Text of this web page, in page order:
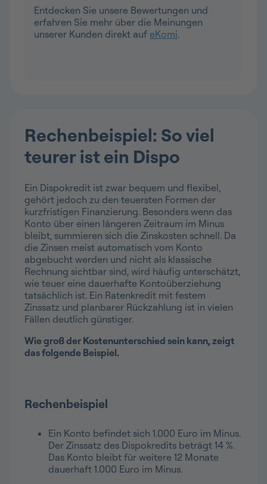
Entdecken Sie unsere Bewertungen und
erfahren Sie mehr über die Meinungen
unserer Kunden direkt auf eKomi.
Rechenbeispiel: So viel
teurer ist ein Dispo
Ein Dispokredit ist zwar bequem und flexibel,
gehört jedoch zu den teuersten Formen der
kurzfristigen Finanzierung. Besonders wenn das
Konto über einen längeren Zeitraum im Minus
bleibt, summieren sich die Zinskosten schnell. Da
die Zinsen meist automatisch vom Konto
abgebucht werden und nicht als klassische
Rechnung sichtbar sind, wird häufig unterschätzt,
wie teuer eine dauerhafte Kontoüberziehung
tatsächlich ist. Ein Ratenkredit mit festem
Zinssatz und planbarer Rückzahlung ist in vielen
Fällen deutlich günstiger.
Wie groß der Kostenunterschied sein kann, zeigt
das folgende Beispiel.
Rechenbeispiel
Ein Konto befindet sich 1.000 Euro im Minus.
Der Zinssatz des Dispokredits beträgt 14 %.
Das Konto bleibt für weitere 12 Monate
dauerhaft 1.000 Euro im Minus.